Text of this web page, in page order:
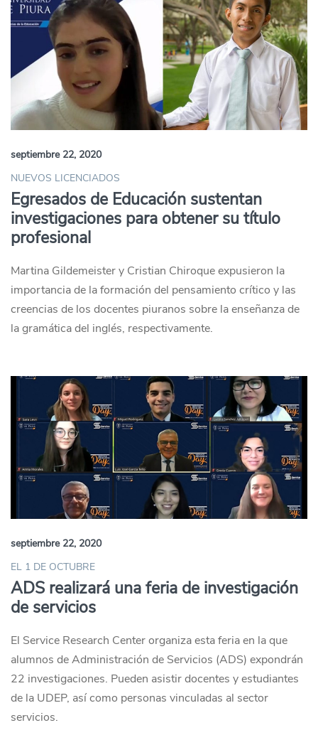
septiembre 22, 2020
NUEVOS LICENCIADOS
Egresados de Educación sustentan
investigaciones para obtener su título
profesional
Martina Gildemeister y Cristian Chiroque expusieron la
importancia de la formación del pensamiento crítico y las
creencias de los docentes piuranos sobre la enseñanza de
la gramática del inglés, respectivamente.
septiembre 22, 2020
EL 1 DE OCTUBRE
ADS realizará una feria de investigación
de servicios
El Service Research Center organiza esta feria en la que
alumnos de Administración de Servicios (ADS) expondrán
22 investigaciones. Pueden asistir docentes y estudiantes
de la UDEP, así como personas vinculadas al sector
servicios.